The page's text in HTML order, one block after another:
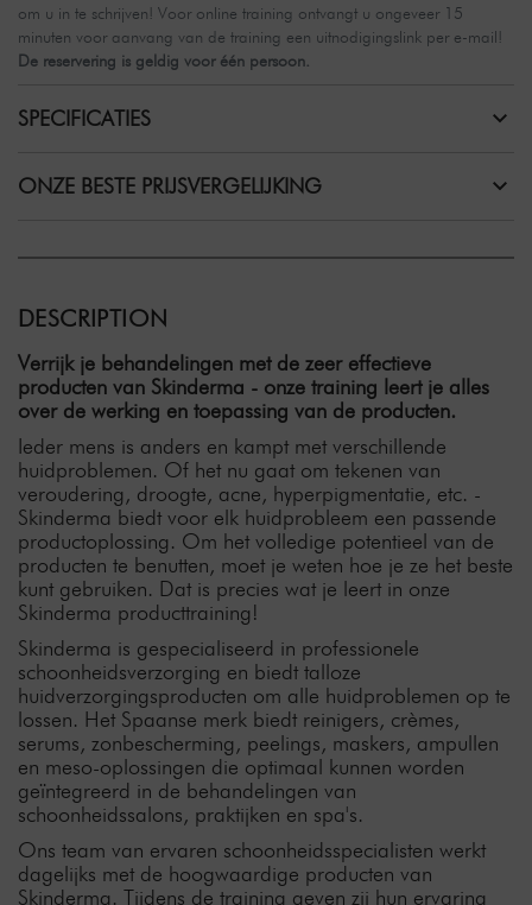
om u in te schrijven! Voor online training ontvangt u ongeveer 15
minuten voor aanvang van de training een uitnodigingslink per e-mail!
De reservering is geldig voor één persoon.
SPECIFICATIES
ONZE BESTE PRIJSVERGELIJKING
DESCRIPTION
Verrijk je behandelingen met de zeer effectieve
producten van Skinderma - onze training leert je alles
over de werking en toepassing van de producten.
Ieder mens is anders en kampt met verschillende
huidproblemen. Of het nu gaat om tekenen van
veroudering, droogte, acne, hyperpigmentatie, etc. -
Skinderma biedt voor elk huidprobleem een passende
productoplossing. Om het volledige potentieel van de
producten te benutten, moet je weten hoe je ze het beste
kunt gebruiken. Dat is precies wat je leert in onze
Skinderma producttraining!
Skinderma is gespecialiseerd in professionele
schoonheidsverzorging en biedt talloze
huidverzorgingsproducten om alle huidproblemen op te
lossen. Het Spaanse merk biedt reinigers, crèmes,
serums, zonbescherming, peelings, maskers, ampullen
en meso-oplossingen die optimaal kunnen worden
geïntegreerd in de behandelingen van
schoonheidssalons, praktijken en spa's.
Ons team van ervaren schoonheidsspecialisten werkt
dagelijks met de hoogwaardige producten van
Skinderma. Tijdens de training geven zij hun ervaring